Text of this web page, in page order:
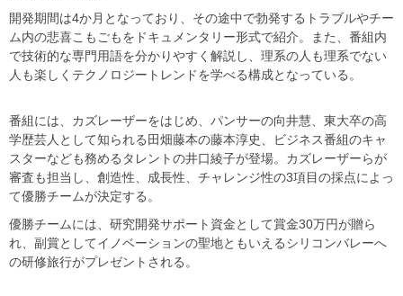
開発期間は4か月となっており、その途中で勃発するトラブルやチー
ム内の悲喜こもごもをドキュメンタリー形式で紹介。また、番組内
で技術的な専門用語を分かりやすく解説し、理系の人も理系でない
人も楽しくテクノロジートレンドを学べる構成となっている。
番組には、カズレーザーをはじめ、パンサーの向井慧、東大卒の高
学歴芸人として知られる田畑藤本の藤本淳史、ビジネス番組のキャ
スターなども務めるタレントの井口綾子が登場。カズレーザーらが
審査も担当し、創造性、成長性、チャレンジ性の3項目の採点によっ
て優勝チームが決定する。
優勝チームには、研究開発サポート資金として賞金30万円が贈ら
れ、副賞としてイノベーションの聖地ともいえるシリコンバレーへ
の研修旅行がプレゼントされる。